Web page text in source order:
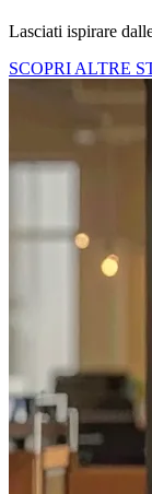
Lasciati ispirare
SCOPRI ALTRE